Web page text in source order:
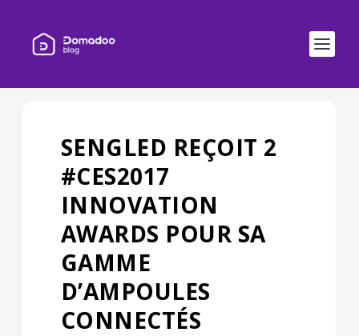
SENGLED REÇOIT 2
#CES2017
INNOVATION
AWARDS POUR SA
GAMME
D’AMPOULES
CONNECTÉS